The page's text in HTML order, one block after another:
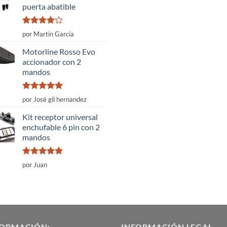
puerta abatible
Valorado
con
5
por Martín García
Motorline Rosso Evo
accionador con 2
mandos
Valorado
con
de 5
por José gil hernandez
Kit receptor universal
enchufable 6 pin con 2
mandos
Valorado
con
por Juan